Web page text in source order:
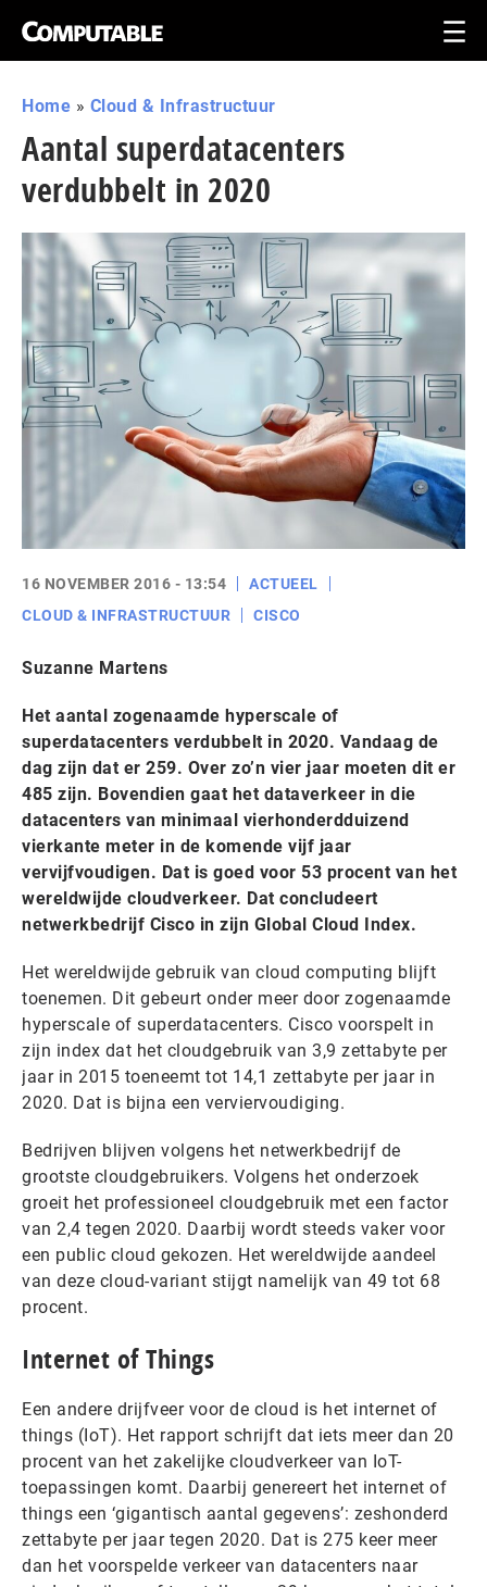
Home » Cloud & Infrastructuur
Aantal superdatacenters
verdubbelt in 2020
16 NOVEMBER 2016 - 13:54
ACTUEEL
CLOUD & INFRASTRUCTUUR
CISCO
Suzanne Martens
Het aantal zogenaamde hyperscale of
superdatacenters verdubbelt in 2020. Vandaag de
dag zijn dat er 259. Over zo’n vier jaar moeten dit er
485 zijn. Bovendien gaat het dataverkeer in die
datacenters van minimaal vierhonderdduizend
vierkante meter in de komende vijf jaar
vervijfvoudigen. Dat is goed voor 53 procent van het
wereldwijde cloudverkeer. Dat concludeert
netwerkbedrijf Cisco in zijn Global Cloud Index.
Het wereldwijde gebruik van cloud computing blijft
toenemen. Dit gebeurt onder meer door zogenaamde
hyperscale of superdatacenters. Cisco voorspelt in
zijn index dat het cloudgebruik van 3,9 zettabyte per
jaar in 2015 toeneemt tot 14,1 zettabyte per jaar in
2020. Dat is bijna een verviervoudiging.
Bedrijven blijven volgens het netwerkbedrijf de
grootste cloudgebruikers. Volgens het onderzoek
groeit het professioneel cloudgebruik met een factor
van 2,4 tegen 2020. Daarbij wordt steeds vaker voor
een public cloud gekozen. Het wereldwijde aandeel
van deze cloud-variant stijgt namelijk van 49 tot 68
procent.
Internet of Things
Een andere drijfveer voor de cloud is het internet of
things (IoT). Het rapport schrijft dat iets meer dan 20
procent van het zakelijke cloudverkeer van IoT-
toepassingen komt. Daarbij genereert het internet of
things een ‘gigantisch aantal gegevens’: zeshonderd
zettabyte per jaar tegen 2020. Dat is 275 keer meer
dan het voorspelde verkeer van datacenters naar